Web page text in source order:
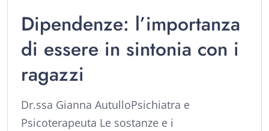
Dipendenze: l’importanza
di essere in sintonia con i
ragazzi
Dr.ssa Gianna AutulloPsichiatra e
Psicoterapeuta Le sostanze e i